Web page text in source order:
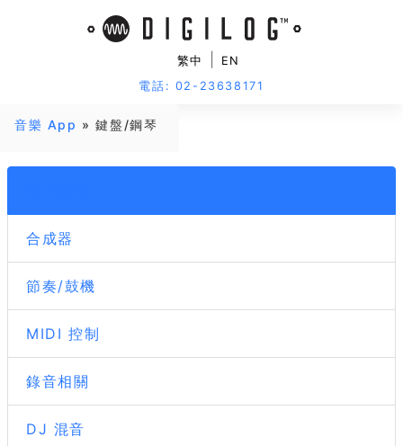
繁中
EN
電話: 02-23638171
音樂 App » 鍵盤/鋼琴
合成器
節奏/鼓機
MIDI 控制
錄音相關
DJ 混音